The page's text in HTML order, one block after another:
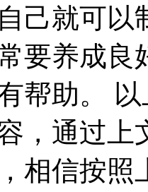
己就可
要养成良
帮助。
，通过上
相信按照